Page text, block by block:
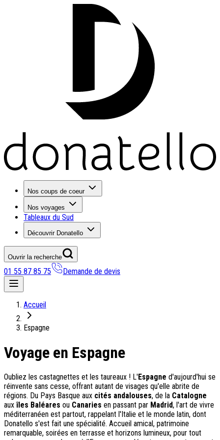
Nos coups de coeur
Nos voyages
Tableaux du Sud
Découvrir Donatello
Ouvrir la recherche
01 55 87 85 75 Demande de devis
Nos coups de coeur
On adore
Notre nouveauté : Madère douceur Atlantique
Séjour en amoureux : Acacia Marina
Mais aussi
Un circuit au charme slovène
Notre offre irrésistible : circuit Douce Andalousie
Voyage en petit groupe au Parthénope
Nos voyages
Accueil
Espagne
Voyage en Espagne
Oubliez les castagnettes et les taureaux ! L'Espagne d'aujourd'hui se
réinvente sans cesse, offrant autant de visages qu'elle abrite de
régions. Du Pays Basque aux cités andalouses, de la Catalogne
auxîles Baléares ou Canaries en passant par Madrid, l'art de vivre
méditerranéen est partout, rappelant l'Italie et le monde latin, dont
Donatello s'est fait une spécialité. Accueil amical, patrimoine
remarquable, soirées en terrasse et horizons lumineux, pour tout